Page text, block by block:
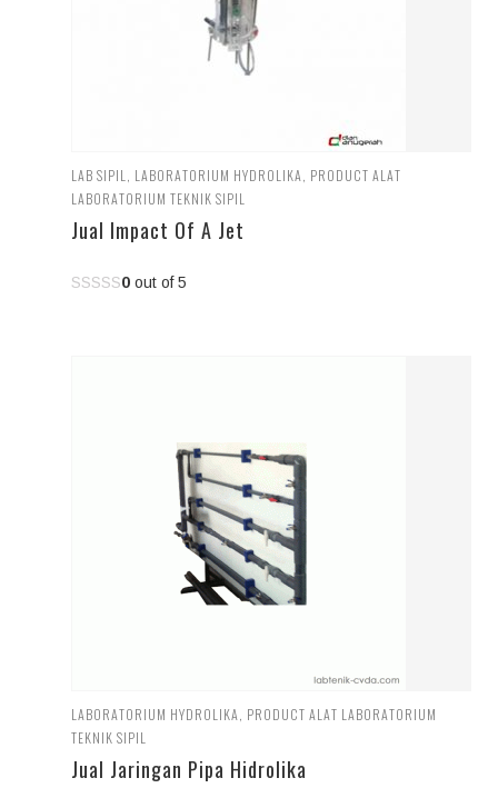
LAB SIPIL LABORATORIUM HYDROLIKA PRODUCT ALAT
LABORATORIUM TEKNIK SIPIL
Jual Impact Of A Jet
0 out of 5
LABORATORIUM HYDROLIKA PRODUCT ALAT LABORATORIUM
TEKNIK SIPIL
Jual Jaringan Pipa Hidrolika